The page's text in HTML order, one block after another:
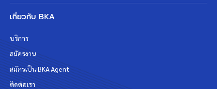
เกี่ยวกับ BKA
บริการ
สมัครงาน
สมัครเป็น BKA Agent
ติดต่อเรา